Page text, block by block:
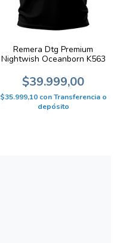
Remera Dtg Premium
Nightwish Oceanborn K563
$39.999,00
$35.999,10 con Transferencia o
depósito